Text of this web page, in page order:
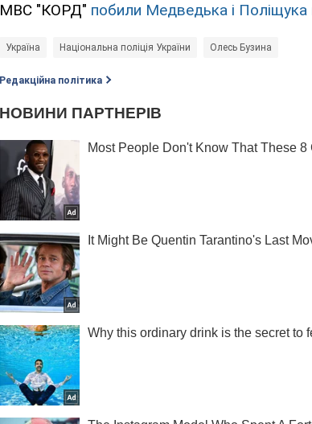
МВС "КОРД" побили Медведька і Поліщука
Україна Національна поліція України Олесь Бузина
Редакційна політика